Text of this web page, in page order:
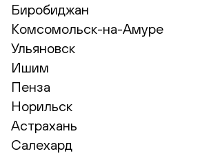
Биробиджан
Комсомольск-на-Амуре
Ульяновск
Ишим
Пенза
Норильск
Астрахань
Салехард